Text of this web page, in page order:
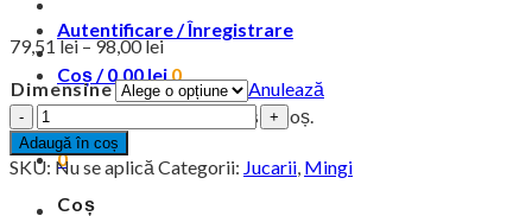
Autentificare / Înregistrare
Coș /0,00 lei 0
Nu ai niciun produs în coș.
0
Coș
79,51lei–98,00leiInterval
de
prețuri:
79,51 lei
până
la
98,00 lei
Dimensine
Anulează
Cantitate
Minge
de
mestecat
Adaugă în coș
SKU: Nu se aplică Categorii: Jucarii Mingi